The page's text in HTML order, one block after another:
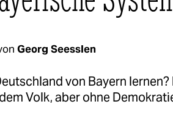
Georg Seesslen
von Bayern
Volk, aber ohne